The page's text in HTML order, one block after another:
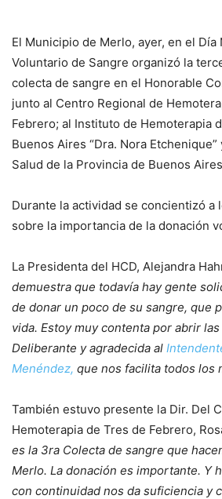
El Municipio de Merlo, ayer, en el Día
Voluntario de Sangre organizó la
colecta de sangre en el Honorable
junto al Centro Regional de
Febrero; al Instituto de Hemoterapia
Buenos Aires “Dra. Nora
Salud de la Provincia de Buenos
Durante la actividad se concientizó a
sobre la importancia de la donación
La Presidenta del HCD, Alejandra
demuestra que todavía hay gente
de donar un poco de su sangre, que
vida. Estoy muy contenta por abrir
Deliberante y agradecida al
Menéndez, que nos facilita todos los
También estuvo presente la Dir. Del
Hemoterapia de Tres de Febrero,
es la 3ra Colecta de sangre que
Merlo. La donación es importante. Y
con continuidad nos da suficiencia y